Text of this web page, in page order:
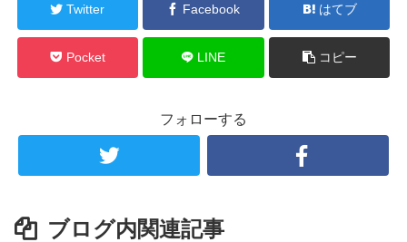
Twitter Facebook はてブ
Pocket LINE コピー
フォローする
ブログ内関連記事